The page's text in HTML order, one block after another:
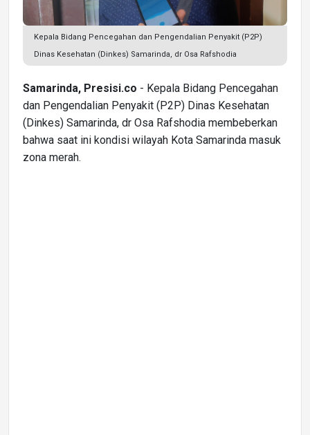
Kepala Bidang Pencegahan dan Pengendalian Penyakit (P2P)
Dinas Kesehatan (Dinkes) Samarinda, dr Osa Rafshodia
Samarinda, Presisi.co - Kepala Bidang Pencegahan
dan Pengendalian Penyakit (P2P) Dinas Kesehatan
(Dinkes) Samarinda, dr Osa Rafshodia membeberkan
bahwa saat ini kondisi wilayah Kota Samarinda masuk
zona merah.